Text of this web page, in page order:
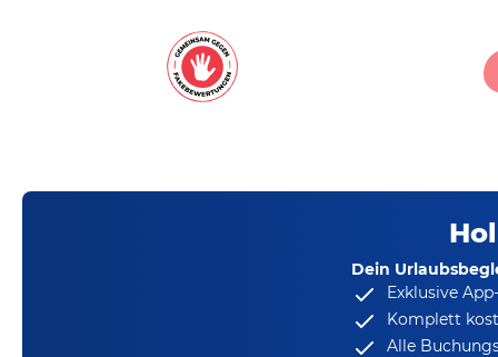
Dein
Exklusive
Komplett
Alle